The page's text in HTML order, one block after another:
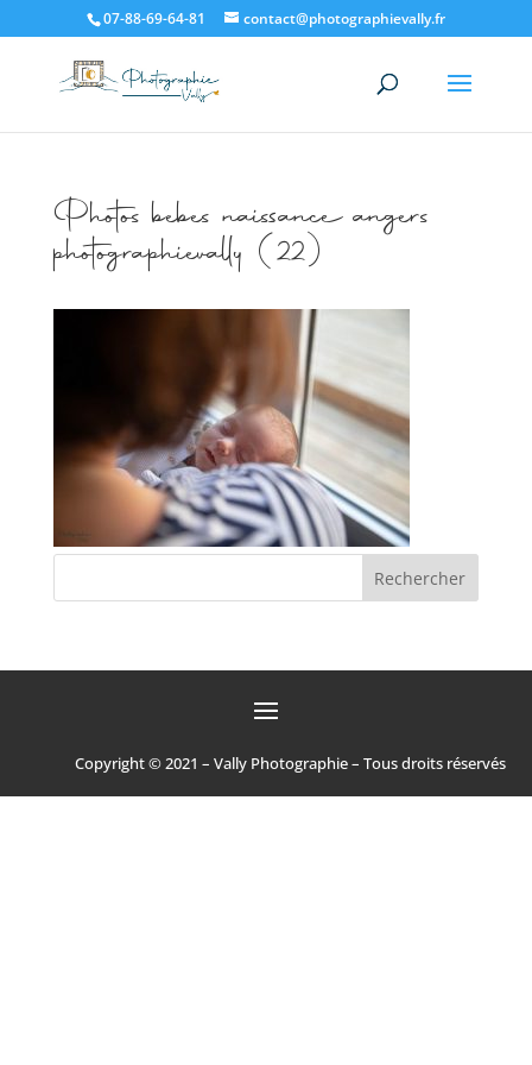
07-88-69-64-81 contact@photographievally.fr
Photos bebes naissance angers
photographievally (22)
Copyright © 2021 – Vally Photographie – Tous droits réservés